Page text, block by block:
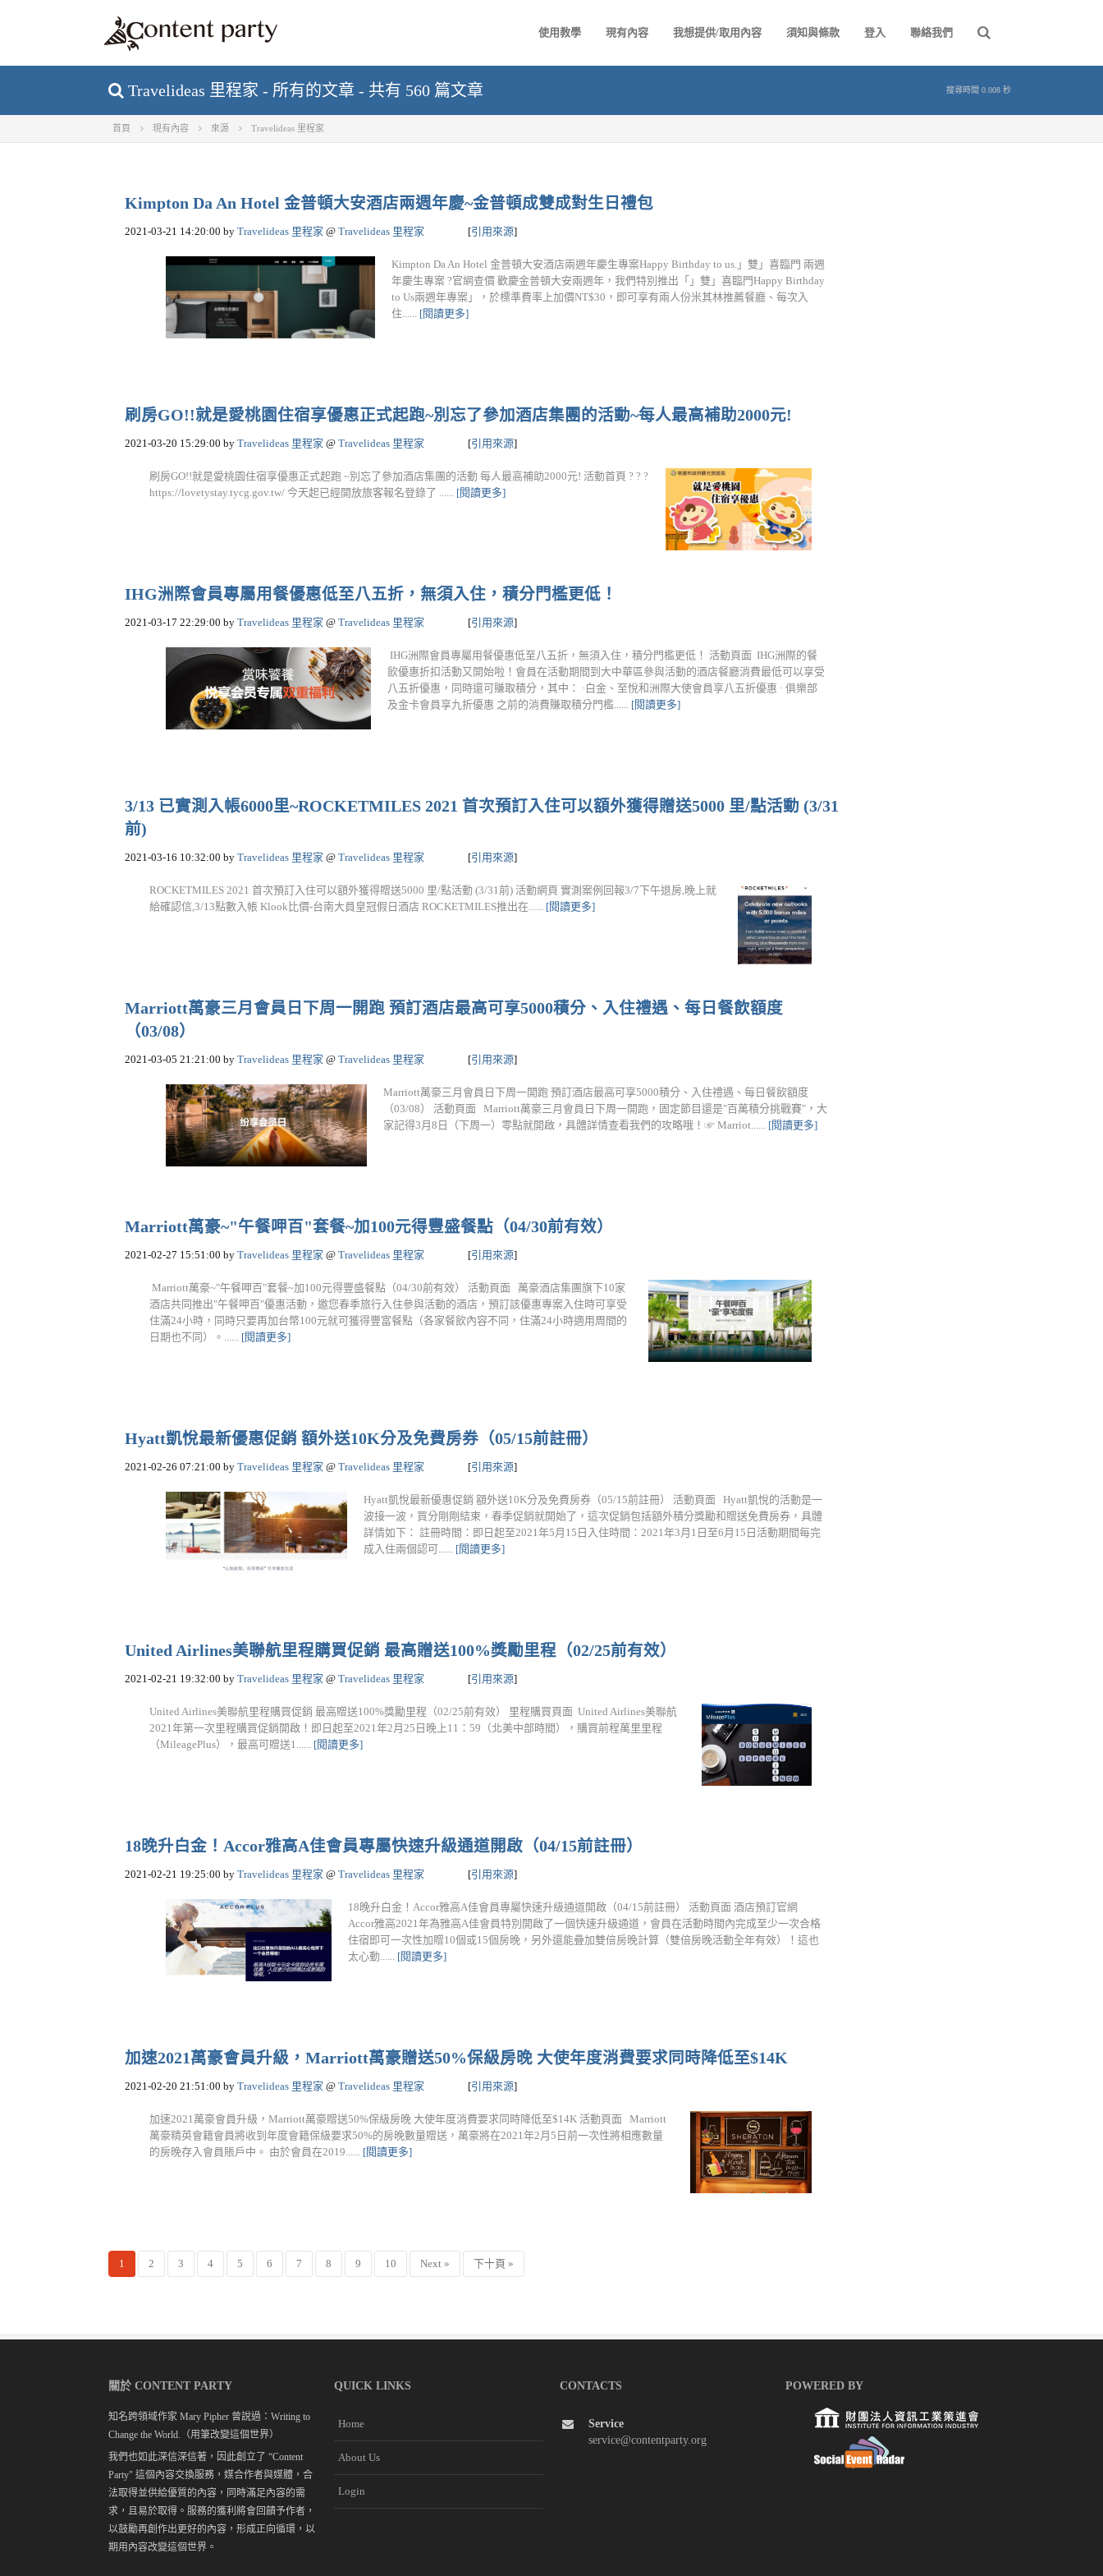
使用教學 現有內容 我想提供/取用內容 須知與條款 登入 聯絡我們
Travelideas 里程家 - 所有的文章 - 共有 560 篇文章 搜尋時間 0.008 秒
首頁 現有內容 來源 Travelideas 里程家
Kimpton Da An Hotel 金普頓大安酒店兩週年慶~金普頓成雙成對生日禮包
2021-03-21 14:20:00 by Travelideas 里程家 @ Travelideas 里程家 [引用來源]
Kimpton Da An Hotel 金普頓大安酒店兩週年慶生專案Happy Birthday to us.」雙」喜臨門 兩週
年慶生專案 ?官網查價 歡慶金普頓大安兩週年，我們特別推出「」雙」喜臨門Happy Birthday
to Us兩週年專案」，於標準費率上加價NT$30，即可享有兩人份米其林推薦餐廳、每次入
住...... [閱讀更多]
刷房GO!!就是愛桃園住宿享優惠正式起跑~別忘了參加酒店集團的活動~每人最高補助2000元!
2021-03-20 15:29:00 by Travelideas 里程家 @ Travelideas 里程家 [引用來源]
刷房GO!!就是愛桃園住宿享優惠正式起跑 ~別忘了參加酒店集團的活動 每人最高補助2000元! 活動首頁 ? ? ?
https://lovetystay.tycg.gov.tw/ 今天起已經開放旅客報名登錄了 ...... [閱讀更多]
IHG洲際會員專屬用餐優惠低至八五折，無須入住，積分門檻更低！
2021-03-17 22:29:00 by Travelideas 里程家 @ Travelideas 里程家 [引用來源]
IHG洲際會員專屬用餐優惠低至八五折，無須入住，積分門檻更低！ 活動頁面 IHG洲際的餐
飲優惠折扣活動又開始啦！會員在活動期間到大中華區參與活動的酒店餐廳消費最低可以享受
八五折優惠，同時還可賺取積分，其中： ·白金、至悅和洲際大使會員享八五折優惠 · 俱樂部
及金卡會員享九折優惠 之前的消費賺取積分門檻...... [閱讀更多]
3/13 已實測入帳6000里~ROCKETMILES 2021 首次預訂入住可以額外獲得贈送5000 里/點活動 (3/31
前)
2021-03-16 10:32:00 by Travelideas 里程家 @ Travelideas 里程家 [引用來源]
ROCKETMILES 2021 首次預訂入住可以額外獲得贈送5000 里/點活動 (3/31前) 活動網頁 實測案例回報3/7下午退房,晚上就
給確認信,3/13點數入帳 Klook比價-台南大員皇冠假日酒店 ROCKETMILES推出在...... [閱讀更多]
Marriott萬豪三月會員日下周一開跑 預訂酒店最高可享5000積分、入住禮遇、每日餐飲額度
（03/08）
2021-03-05 21:21:00 by Travelideas 里程家 @ Travelideas 里程家 [引用來源]
Marriott萬豪三月會員日下周一開跑 預訂酒店最高可享5000積分、入住禮遇、每日餐飲額度
（03/08） 活動頁面 Marriott萬豪三月會員日下周一開跑，固定節目還是"百萬積分挑戰賽"，大
家記得3月8日（下周一）零點就開啟，具體詳情查看我們的攻略哦！☞ Marriot...... [閱讀更多]
Marriott萬豪~"午餐呷百"套餐~加100元得豐盛餐點（04/30前有效）
2021-02-27 15:51:00 by Travelideas 里程家 @ Travelideas 里程家 [引用來源]
Marriott萬豪~"午餐呷百"套餐~加100元得豐盛餐點（04/30前有效） 活動頁面 萬豪酒店集團旗下10家
酒店共同推出"午餐呷百"優惠活動，邀您春季旅行入住參與活動的酒店，預訂該優惠專案入住時可享受
住滿24小時，同時只要再加台幣100元就可獲得豐富餐點（各家餐飲內容不同，住滿24小時適用周間的
日期也不同）。...... [閱讀更多]
Hyatt凱悅最新優惠促銷 額外送10K分及免費房券（05/15前註冊）
2021-02-26 07:21:00 by Travelideas 里程家 @ Travelideas 里程家 [引用來源]
Hyatt凱悅最新優惠促銷 額外送10K分及免費房券（05/15前註冊） 活動頁面 Hyatt凱悅的活動是一
波接一波，買分剛剛結束，春季促銷就開始了，這次促銷包括額外積分獎勵和贈送免費房券，具體
詳情如下： 註冊時間：即日起至2021年5月15日入住時間：2021年3月1日至6月15日活動期間每完
成入住兩個認可...... [閱讀更多]
United Airlines美聯航里程購買促銷 最高贈送100%獎勵里程（02/25前有效）
2021-02-21 19:32:00 by Travelideas 里程家 @ Travelideas 里程家 [引用來源]
United Airlines美聯航里程購買促銷 最高贈送100%獎勵里程（02/25前有效） 里程購買頁面 United Airlines美聯航
2021年第一次里程購買促銷開啟！即日起至2021年2月25日晚上11：59（北美中部時間），購買前程萬里里程
（MileagePlus），最高可贈送1...... [閱讀更多]
18晚升白金！Accor雅高A佳會員專屬快速升級通道開啟（04/15前註冊）
2021-02-21 19:25:00 by Travelideas 里程家 @ Travelideas 里程家 [引用來源]
18晚升白金！Accor雅高A佳會員專屬快速升級通道開啟（04/15前註冊） 活動頁面 酒店預訂官網
Accor雅高2021年為雅高A佳會員特別開啟了一個快速升級通道，會員在活動時間內完成至少一次合格
住宿即可一次性加贈10個或15個房晚，另外還能疊加雙倍房晚計算（雙倍房晚活動全年有效）！這也
太心動...... [閱讀更多]
加速2021萬豪會員升級，Marriott萬豪贈送50%保級房晚 大使年度消費要求同時降低至$14K
2021-02-20 21:51:00 by Travelideas 里程家 @ Travelideas 里程家 [引用來源]
加速2021萬豪會員升級，Marriott萬豪贈送50%保級房晚 大使年度消費要求同時降低至$14K 活動頁面 Marriott
萬豪精英會籍會員將收到年度會籍保級要求50%的房晚數量贈送，萬豪將在2021年2月5日前一次性將相應數量
的房晚存入會員賬戶中。 由於會員在2019...... [閱讀更多]
1 2 3 4 5 6 7 8 9 10 Next » 下十頁 »
關於 CONTENT PARTY
知名跨領域作家 Mary Pipher 曾說過：Writing to
Change the World.（用筆改變這個世界）
我們也如此深信深信著，因此創立了 “Content
Party" 這個內容交換服務，媒合作者與媒體，合
法取得並供給優質的內容，同時滿足內容的需
求，且易於取得。服務的獲利將會回饋予作者，
以鼓勵再創作出更好的內容，形成正向循環，以
期用內容改變這個世界。
QUICK LINKS
Home
About Us
Login
CONTACTS
Service
service@contentparty.org
POWERED BY